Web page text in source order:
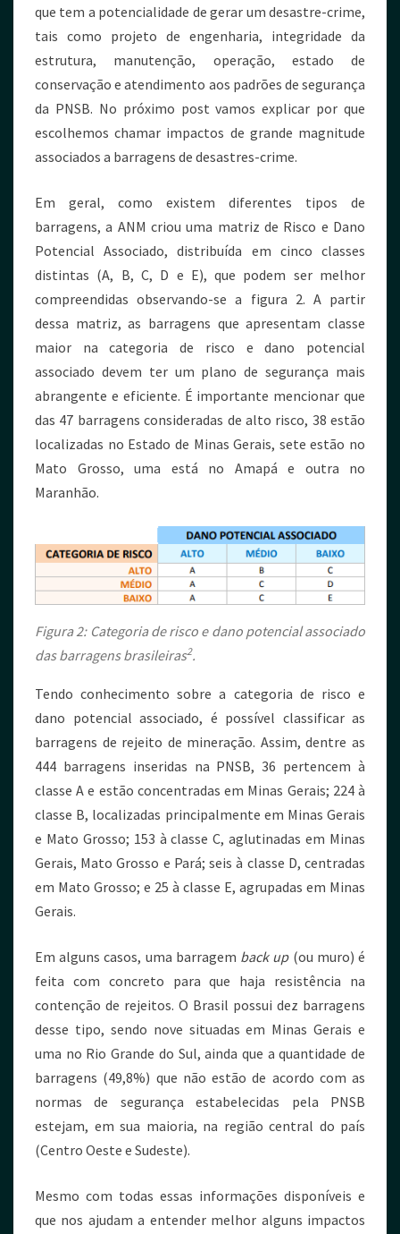
que tem a potencialidade de gerar um desastre-crime,
tais como projeto de engenharia, integridade da
estrutura, manutenção, operação, estado de
conservação e atendimento aos padrões de segurança
da PNSB. No próximo post vamos explicar por que
escolhemos chamar impactos de grande magnitude
associados a barragens de desastres-crime.
Em geral, como existem diferentes tipos de
barragens, a ANM criou uma matriz de Risco e Dano
Potencial Associado, distribuída em cinco classes
distintas (A, B, C, D e E), que podem ser melhor
compreendidas observando-se a figura 2. A partir
dessa matriz, as barragens que apresentam classe
maior na categoria de risco e dano potencial
associado devem ter um plano de segurança mais
abrangente e eficiente. É importante mencionar que
das 47 barragens consideradas de alto risco, 38 estão
localizadas no Estado de Minas Gerais, sete estão no
Mato Grosso, uma está no Amapá e outra no
Maranhão.
Figura 2: Categoria de risco e dano potencial associado
das barragens brasileiras2.
Tendo conhecimento sobre a categoria de risco e
dano potencial associado, é possível classificar as
barragens de rejeito de mineração. Assim, dentre as
444 barragens inseridas na PNSB, 36 pertencem à
classe A e estão concentradas em Minas Gerais; 224 à
classe B, localizadas principalmente em Minas Gerais
e Mato Grosso; 153 à classe C, aglutinadas em Minas
Gerais, Mato Grosso e Pará; seis à classe D, centradas
em Mato Grosso; e 25 à classe E, agrupadas em Minas
Gerais.
Em alguns casos, uma barragem back up (ou muro) é
feita com concreto para que haja resistência na
contenção de rejeitos. O Brasil possui dez barragens
desse tipo, sendo nove situadas em Minas Gerais e
uma no Rio Grande do Sul, ainda que a quantidade de
barragens (49,8%) que não estão de acordo com as
normas de segurança estabelecidas pela PNSB
estejam, em sua maioria, na região central do país
(Centro Oeste e Sudeste).
Mesmo com todas essas informações disponíveis e
que nos ajudam a entender melhor alguns impactos